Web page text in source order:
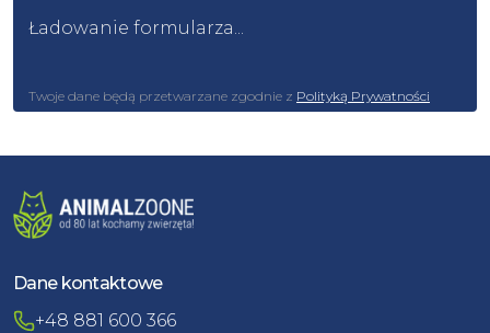
Ładowanie formularza...
Twoje dane będą przetwarzane zgodnie z Polityką Prywatności
Dane kontaktowe
+48 881 600 366